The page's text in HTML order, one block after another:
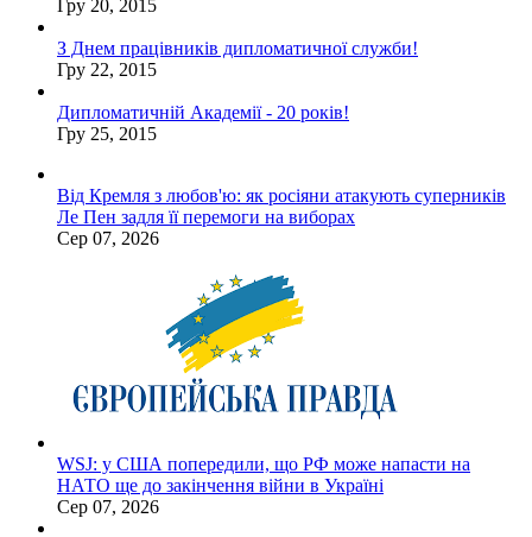
Гру 20, 2015
З Днем працівників дипломатичної служби!
Гру 22, 2015
Дипломатичній Академії - 20 років!
Гру 25, 2015
Від Кремля з любов'ю: як росіяни атакують суперників
Ле Пен задля її перемоги на виборах
Сер 07, 2026
WSJ: у США попередили, що РФ може напасти на
НАТО ще до закінчення війни в Україні
Сер 07, 2026